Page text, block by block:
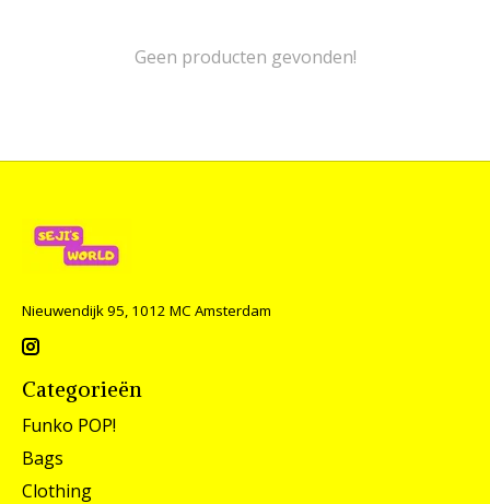
Geen producten gevonden!
Nieuwendijk 95, 1012 MC Amsterdam
Categorieën
Funko POP!
Bags
Clothing